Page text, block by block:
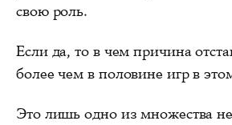
свою роль.
Если да, то в чем причина
более чем в половине игр в
Это лишь одно из множества